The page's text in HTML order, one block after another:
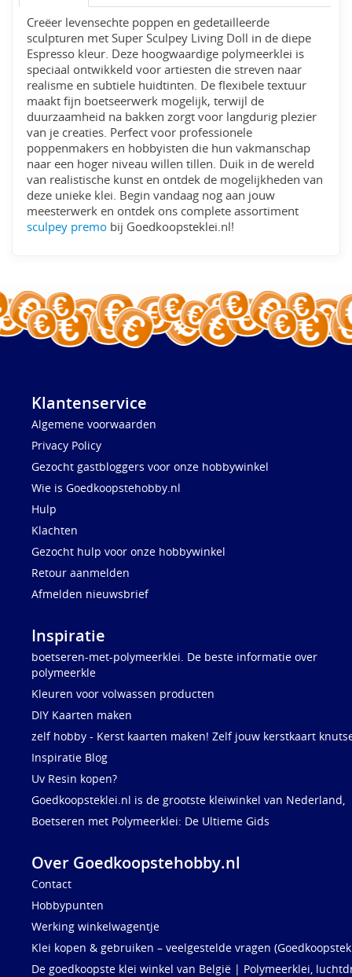
Creëer levensechte poppen en gedetailleerde
sculpturen met Super Sculpey Living Doll in de diepe
Espresso kleur. Deze hoogwaardige polymeerklei is
speciaal ontwikkeld voor artiesten die streven naar
realisme en subtiele huidtinten. De flexibele textuur
maakt fijn boetseerwerk mogelijk, terwijl de
duurzaamheid na bakken zorgt voor langdurig plezier
van je creaties. Perfect voor professionele
poppenmakers en hobbyisten die hun vakmanschap
naar een hoger niveau willen tillen. Duik in de wereld
van realistische kunst en ontdek de mogelijkheden van
deze unieke klei. Begin vandaag nog aan jouw
meesterwerk en ontdek ons complete assortiment
sculpey premo bij Goedkoopsteklei.nl!
Klantenservice
Algemene voorwaarden
Privacy Policy
Gezocht gastbloggers voor onze hobbywinkel
Wie is Goedkoopstehobby.nl
Hulp
Klachten
Gezocht hulp voor onze hobbywinkel
Retour aanmelden
Afmelden nieuwsbrief
Inspiratie
boetseren-met-polymeerklei. De beste informatie over
polymeerkle
Kleuren voor volwassen producten
DIY Kaarten maken
zelf hobby - Kerst kaarten maken! Zelf jouw kerstkaart
Inspiratie Blog
Uv Resin kopen?
Goedkoopsteklei.nl is de grootste kleiwinkel van Nederland,
Boetseren met Polymeerklei: De Ultieme Gids
Over Goedkoopstehobby.nl
Contact
Hobbypunten
Werking winkelwagentje
Klei kopen & gebruiken – veelgestelde vragen
De goedkoopste klei winkel van België | Polymeerklei,